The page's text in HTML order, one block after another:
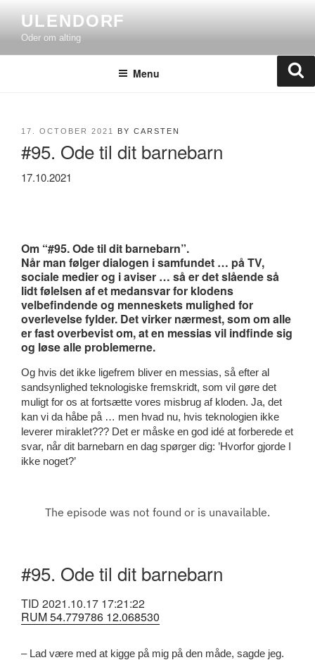
content
ULENDORF
Oder om alting
Menu
POSTED
17. OCTOBER 2021 BY CARSTEN
#95. Ode til dit barnebarn
17.10.2021
Om “#95. Ode til dit barnebarn”.
Når man følger dialogen i samfundet … på TV,
sociale medier og i aviser … så er det slående så
lidt følelsen af et medansvar for klodens
velbefindende og menneskets mulighed for
overlevelse fylder. Det virker nærmest, som om alle
er fast overbevist om, at en messias vil indfinde sig
og løse alle problemerne.
Og hvis det ikke ligefrem bliver en messias, så efter al
sandsynlighed teknologiske fremskridt, som vil gøre det
muligt for os at fortsætte vores misbrug af kloden. Ja, det
kan vi da håbe på … men hvad nu, hvis teknologien ikke
leverer miraklet??? Det er måske en god idé at forberede et
svar, når dit barnebarn en dag spørger dig: ’Hvorfor gjorde I
ikke noget?’
#95. Ode til dit barnebarn
TID 2021.10.17 17:21:22
RUM 54.779786 12.068530
– Lad være med at kigge på mig på den måde, sagde jeg.